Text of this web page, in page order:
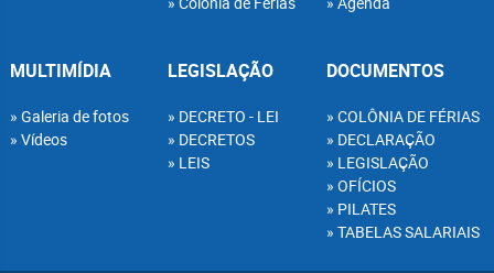
MULTIMÍDIA
Galeria de fotos
Vídeos
LEGISLAÇÃO
DECRETO - LEI
DECRETOS
LEIS
DOCUMENTOS
COLÔNIA DE FÉRIAS
DECLARAÇÃO
LEGISLAÇÃO
OFÍCIOS
PILATES
TABELAS SALARIAIS